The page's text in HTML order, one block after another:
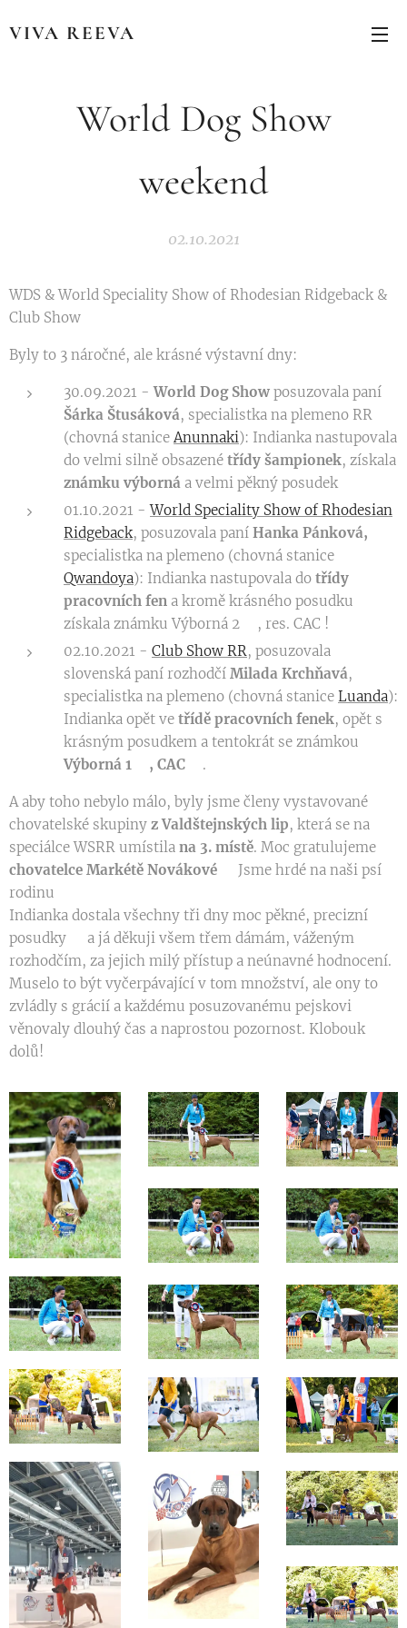
VIVA REEVA
World Dog Show
weekend
02.10.2021
WDS & World Speciality Show of Rhodesian Ridgeback &
Club Show
Byly to 3 náročné, ale krásné výstavní dny:
30.09.2021 -World Dog Show posuzovala paní
Šárka Štusáková, specialistka na plemeno RR
(chovná staniceAnunnaki): Indianka nastupovala
do velmi silně obsazené třídy šampionek, získala
známku výborná a velmi pěkný posudek
01.10.2021 -World Speciality Show of Rhodesian
Ridgeback, posuzovala paní Hanka Pánková,
specialistka na plemeno (chovná stanice
Qwandoya): Indianka nastupovala do třídy
pracovních fen a kromě krásného posudku
získala známku Výborná 2🥈, res. CAC !
02.10.2021 - Club Show RR, posuzovala
slovenská paní rozhodčí Milada Krchňavá,
specialistka na plemeno (chovná stanice Luanda):
Indianka opět ve třídě pracovních fenek, opět s
krásným posudkem a tentokrát se známkou
Výborná 1🥇, CAC🏆 .
A aby toho nebylo málo, byly jsme členy vystavované
chovatelské skupiny z Valdštejnských lip, která se na
speciálce WSRR umístila na 3. místě. Moc gratulujeme
chovatelce Markétě Novákové 👏🏼 Jsme hrdé na naši psí
rodinu😊
Indianka dostala všechny tři dny moc pěkné, precizní
posudky🥰 a já děkuji všem třem dámám, váženým
rozhodčím, za jejich milý přístup a neúnavné hodnocení.
Muselo to být vyčerpávající v tom množství, ale ony to
zvládly s grácií a každému posuzovanému pejskovi
věnovaly dlouhý čas a naprostou pozornost. Klobouk
dolů!